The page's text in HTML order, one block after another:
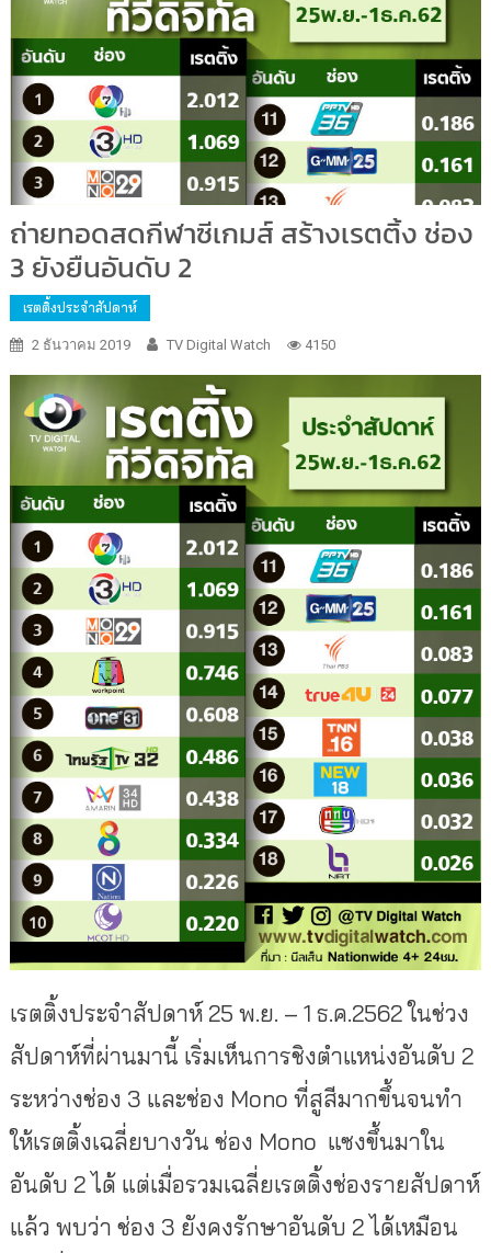
ถ่ายทอดสดกีฬาซีเกมส์ สร้างเรตติ้ง ช่อง
3 ยังยืนอันดับ 2
เรตติ้งประจำสัปดาห์
2 ธันวาคม 2019 TV Digital Watch 4150
เรตติ้งประจำสัปดาห์ 25 พ.ย. – 1 ธ.ค.2562 ในช่วง
สัปดาห์ที่ผ่านมานี้ เริ่มเห็นการชิงตำแหน่งอันดับ 2
ระหว่างช่อง 3 และช่อง Mono ที่สูสีมากขึ้นจนทำ
ให้เรตติ้งเฉลี่ยบางวัน ช่อง Mono แซงขึ้นมาใน
อันดับ 2 ได้ แต่เมื่อรวมเฉลี่ยเรตติ้งช่องรายสัปดาห์
แล้ว พบว่า ช่อง 3 ยังคงรักษาอันดับ 2 ได้เหมือน